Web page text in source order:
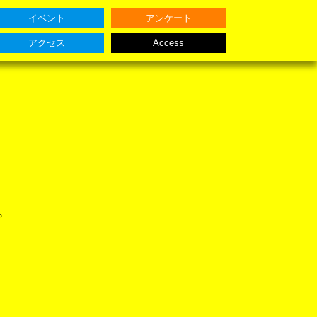
イベント
アクセス
アンケート
Access